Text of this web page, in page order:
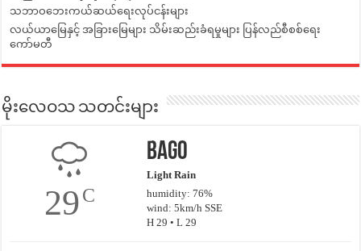
သဘာဝဘေးကယ်ဆယ်ရေးလုပ်ငန်းများ
လယ်ယာမြေနှင့် အခြားမြေများ သိမ်းဆည်းခံရမှုများ ပြန်လည်စီစစ်ရေး
ကော်မတီ
မိုးလေဝသ သတင်းများ
29C
Bago
Light Rain
humidity: 76%
wind: 5km/h SSE
H 29 • L 29